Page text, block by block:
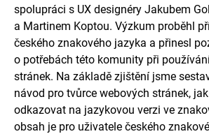
spolupráci s UX designéry Jakubem
a Martinem Koptou. Výzkum proběhl
českého znakového jazyka a přinesl
o potřebách této komunity při
stránek. Na základě zjištění jsme
návod pro tvůrce webových stránek,
odkazovat na jazykovou verzi ve
obsah je pro uživatele českého